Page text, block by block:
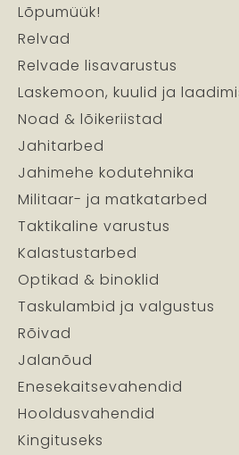
Lõpumüük!
Relvad
Relvade lisavarustus
Laskemoon, kuulid ja
Noad & lõikeriistad
Jahitarbed
Jahimehe kodutehnika
Militaar- ja matkatarbed
Taktikaline varustus
Kalastustarbed
Optikad & binoklid
Taskulambid ja valgustus
Rõivad
Jalanõud
Enesekaitsevahendid
Hooldusvahendid
Kingituseks